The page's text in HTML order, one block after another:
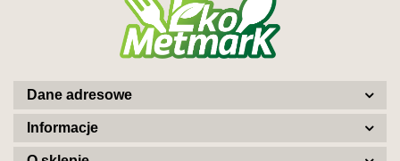
Dane adresowe
Informacje